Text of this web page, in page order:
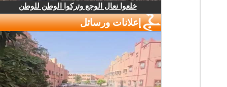
خلعوا نعال الوجع وتركوا الوطن للوطن
إعلانات ورسائل